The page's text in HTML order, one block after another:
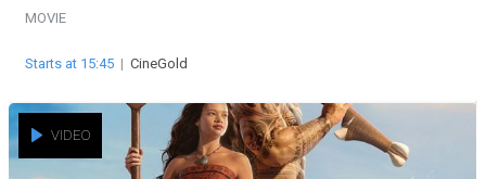
MOVIE
Starts at 15:45 | CineGold
VIDEO